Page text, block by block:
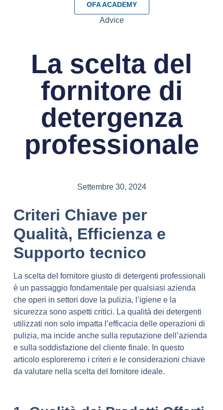
OFA ACADEMY
Advice
La scelta del
fornitore di
detergenza
professionale
Settembre 30, 2024
Criteri Chiave per
Qualità, Efficienza e
Supporto tecnico
La scelta del fornitore giusto di detergenti professionali
è un passaggio fondamentale per qualsiasi azienda
che operi in settori dove la pulizia, l’igiene e la
sicurezza sono aspetti critici. La qualità dei detergenti
utilizzati non solo impatta l’efficacia delle operazioni di
pulizia, ma incide anche sulla reputazione dell’azienda
e sulla soddisfazione del cliente finale. In questo
articolo esploreremo i criteri e le considerazioni chiave
da valutare nella scelta del fornitore ideale.